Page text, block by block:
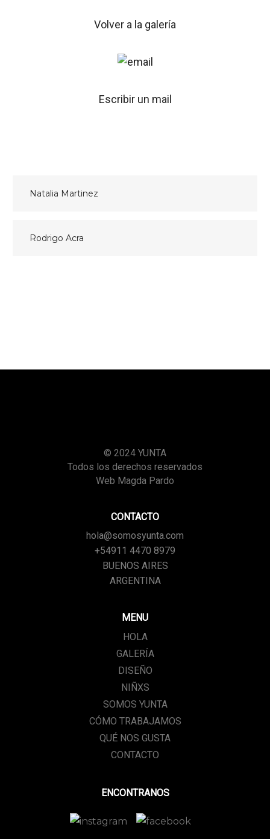
Volver a la galería
Escribir un mail
Navegación
entradas
Natalia Martinez
Rodrigo Acra
© 2024 YUNTA
Todos los derechos reservados
Web Magda Pardo
CONTACTO
hola@somosyunta.com
+54911 4470 8979
BUENOS AIRES
ARGENTINA
MENU
HOLA
GALERÍA
DISEÑO
NIÑXS
SOMOS YUNTA
CÓMO TRABAJAMOS
QUÉ NOS GUSTA
CONTACTO
ENCONTRANOS